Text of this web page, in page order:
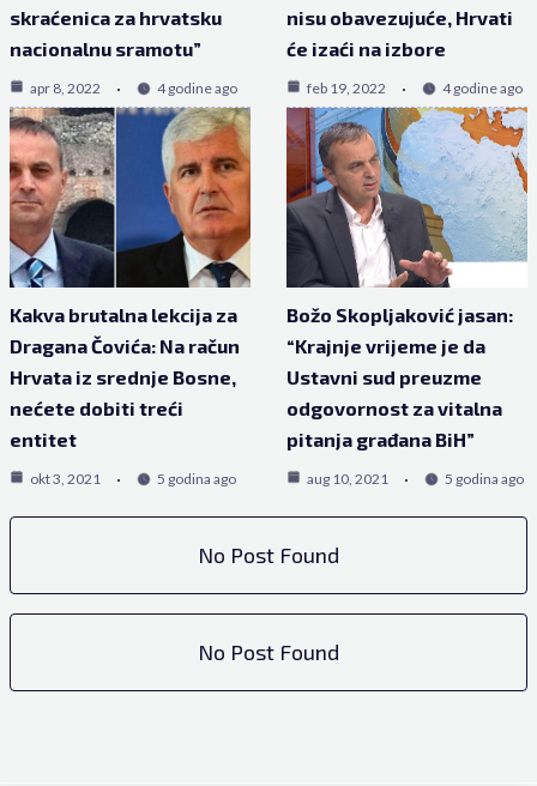
skraćenica za hrvatsku
nacionalnu sramotu”
apr 8, 2022 4 godine ago
nisu obavezujuće, Hrvati
će izaći na izbore
feb 19, 2022 4 godine ago
Kakva brutalna lekcija za
Dragana Čovića: Na račun
Hrvata iz srednje Bosne,
nećete dobiti treći
entitet
okt 3, 2021 5 godina ago
Božo Skopljaković jasan:
“Krajnje vrijeme je da
Ustavni sud preuzme
odgovornost za vitalna
pitanja građana BiH”
aug 10, 2021 5 godina ago
No Post Found
No Post Found